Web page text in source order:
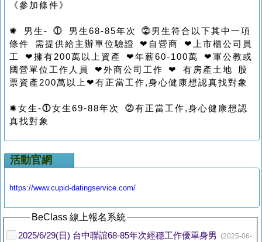
《參加條件》
✺ 男生- ⓵ 男生68-85年次 ⓶男生符合以下其中一項
條件 需提供給主辦單位驗證 ❤自營商 ❤上市櫃公司員
工 ❤擁有200萬以上資產 ❤年薪60-100萬 ❤軍公教或
國營單位工作人員 ❤外商公司工作 ❤ 有房產土地 股
票資產200萬以上❤有正當工作,身心健康想認真找對象
✺女生-⓵女生69-88年次 ⓶有正當工作,身心健康想認
真找對象
活動官網
https://www.cupid-datingservice.com/
BeClass 線上報名系統
2025/6/29(日) 台中聯誼68-85年次經穩工作優單身男 (2025-06-